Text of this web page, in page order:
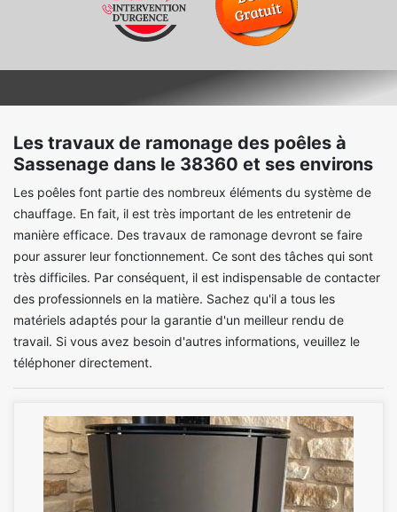
Les travaux de ramonage des poêles à
Sassenage dans le 38360 et ses environs
Les poêles font partie des nombreux éléments du système de
chauffage. En fait, il est très important de les entretenir de
manière efficace. Des travaux de ramonage devront se faire
pour assurer leur fonctionnement. Ce sont des tâches qui sont
très difficiles. Par conséquent, il est indispensable de contacter
des professionnels en la matière. Sachez qu'il a tous les
matériels adaptés pour la garantie d'un meilleur rendu de
travail. Si vous avez besoin d'autres informations, veuillez le
téléphoner directement.